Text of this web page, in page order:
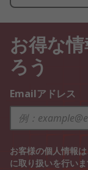
お得な
ろう
Emailアドレス
お客様の個人情報
に取り扱いを行いま